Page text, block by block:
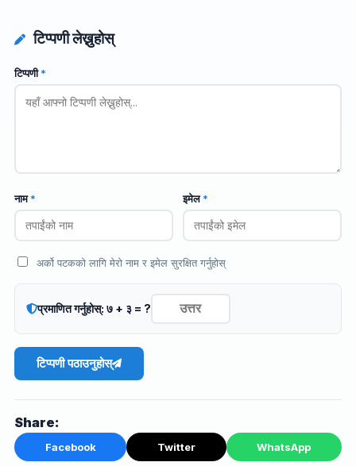
टिप्पणी लेख्नुहोस्
टिप्पणी*
नाम* इमेल*
अर्को पटकको लागि मेरो नाम र इमेल सुरक्षित गर्नुहोस्
प्रमाणित गर्नुहोस्: ७ + ३ = ?
टिप्पणी पठाउनुहोस्
Share:
Facebook Twitter WhatsApp